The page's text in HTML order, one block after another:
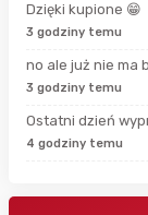
Dzięki kupione 😁
3 godziny temu
no ale już nie ma
3 godziny temu
Ostatni dzień
4 godziny temu